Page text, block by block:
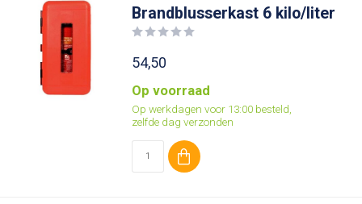
Brandblusserkast 6 kilo/liter
54,50
Op voorraad
Op werkdagen voor 13:00 besteld,
zelfde dag verzonden